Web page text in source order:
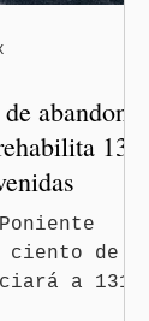
abandono,
13
ciento de
a 131